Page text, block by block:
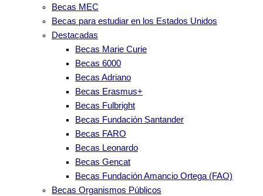
Becas MEC
Becas para estudiar en los Estados Unidos
Destacadas
Becas Marie Curie
Becas 6000
Becas Adriano
Becas Erasmus+
Becas Fulbright
Becas Fundación Santander
Becas FARO
Becas Leonardo
Becas Gencat
Becas Fundación Amancio Ortega (FAO)
Becas Organismos Públicos